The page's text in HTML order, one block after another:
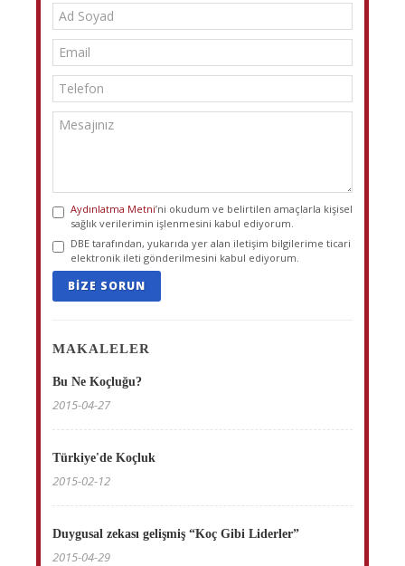
Aydınlatma Metni’ni okudum ve belirtilen amaçlarla kişisel
sağlık verilerimin işlenmesini kabul ediyorum.
DBE tarafından, yukarıda yer alan iletişim bilgilerime ticari
elektronik ileti gönderilmesini kabul ediyorum.
BIZE SORUN
MAKALELER
Bu Ne Koçluğu?
2015-04-27
Türkiye'de Koçluk
2015-02-12
Duygusal zekası gelişmiş “Koç Gibi Liderler”
2015-04-29